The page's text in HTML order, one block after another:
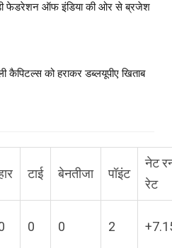
फेडरेशन ऑफ इंडिया की ओर से ब्रजेश
कैपिटल्स को हराकर डब्लयूपीए खिताब
टाई बेनतीजा पॉइंट
नेट
रेट
0 0 2